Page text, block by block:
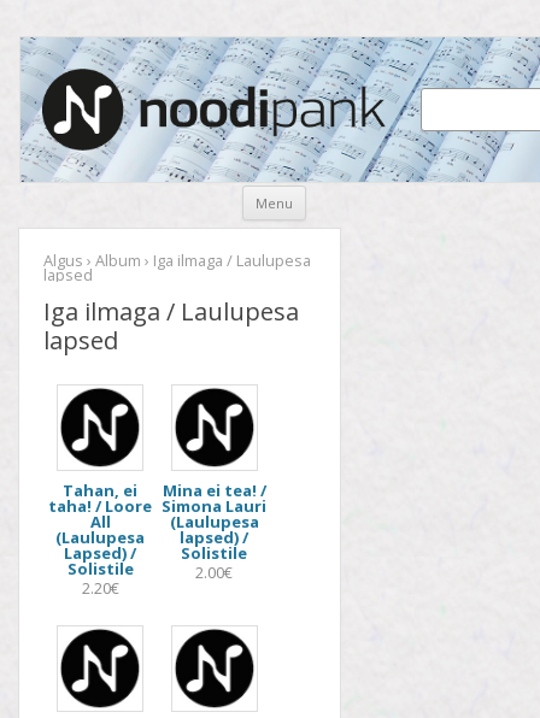
Noodipank
noodipank.ee
Menu Skip
content
Algus › Album › Iga ilmaga / Laulupesa
lapsed
Iga ilmaga / Laulupesa
lapsed
Tahan, ei
taha! / Loore
All
(Laulupesa
Lapsed) /
Solistile
2.20€
Mina ei tea! /
Simona Lauri
(Laulupesa
lapsed) /
Solistile
2.00€